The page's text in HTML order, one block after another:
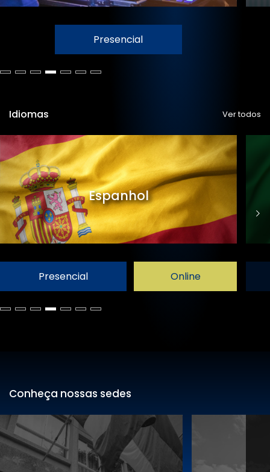
Presencial
Idiomas Ver todos
Espanhol
Presencial Online
Conheça nossas sedes